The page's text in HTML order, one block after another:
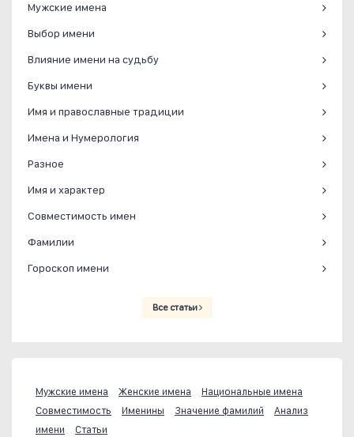
Мужские имена
Выбор имени
Влияние имени на судьбу
Буквы имени
Имя и православные традиции
Имена и Нумерология
Разное
Имя и характер
Совместимость имен
Фамилии
Гороскоп имени
Все статьи
Мужские имена Женские имена
Национальные имена
Совместимость
Именины Значение фамилий
Анализ
имени
Статьи